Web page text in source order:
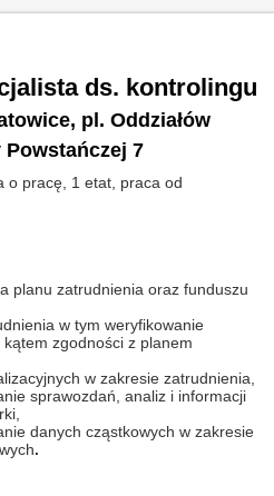
ds. kontrolingu
pl. Oddziałów
Powstańczej 7
o pracę, 1 etat, praca od
planu zatrudnienia oraz funduszu
w tym weryfikowanie
zgodności z planem
w zakresie zatrudnienia,
sprawozdań, analiz i informacji
danych cząstkowych w zakresie
.